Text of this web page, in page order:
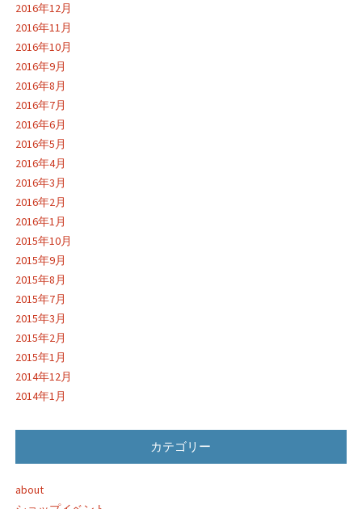
2016年12月
2016年11月
2016年10月
2016年9月
2016年8月
2016年7月
2016年6月
2016年5月
2016年4月
2016年3月
2016年2月
2016年1月
2015年10月
2015年9月
2015年8月
2015年7月
2015年3月
2015年2月
2015年1月
2014年12月
2014年1月
カテゴリー
about